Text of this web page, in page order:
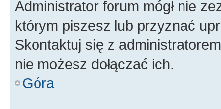
Administrator forum mógł nie
którym piszesz lub przyznać
Skontaktuj się z
nie możesz dołączać ich.
Góra